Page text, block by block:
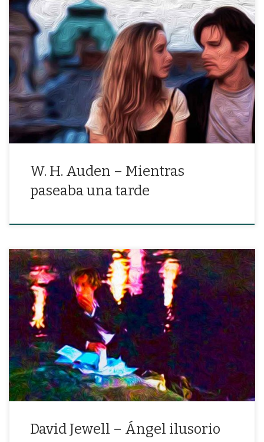
«Los años correrán como liebres porque en mis brazos llevo la Flor
de los Tiempos y el primer amor del mundo”
W. H. Auden – Mientras
paseaba una tarde
«Con tu hermoso rostro vierte una lágrima en mi copa»
David Jewell – Ángel ilusorio